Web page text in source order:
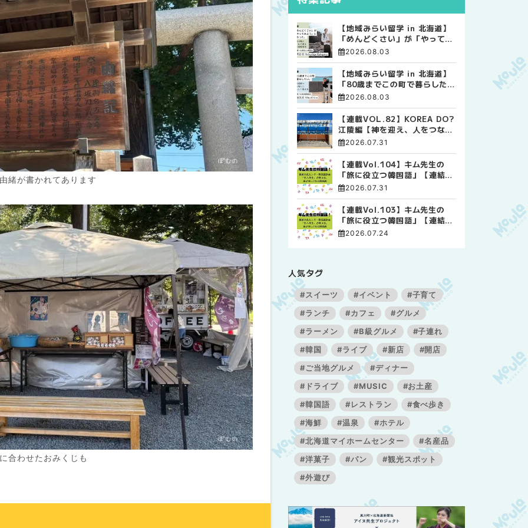
緒が書かれてあります
合わせたおみくじも
【地域みらい留学 in 北海道】
「めんどくさい」が「やってみ
よう」に変わった。 十勝の風
自由な高校生活
2026.08.03
【地域みらい留学 in 北海道】
「80歳までこの町で暮らした
い」 標津高校で踏み出した、
2026.08.03
【連載VOL.82】KOREA DO?
江陵編【神を迎え、人をつなぐ
時間 ― 江陵端午祭 】
2026.07.31
【連載Vol.104】キム先生の
「旅に役立つ韓国語」【連結語
尾について その4】
2026.07.31
【連載Vol.103】キム先生の
「旅に役立つ韓国語」【連結語
尾について その3】
2026.07.24
人気タグ
#スイーツ #イベント
#子育て
#ランチ
#カフェ
#グルメ
#ラーメン
#B級グルメ
#子連れ
#韓国
#ライブ #新店
#開店
#ご当地グルメ
#ディナー
#ドライブ
#MUSIC
#お土産
#韓国語
#レストラン
#食べ歩き
#海鮮
#温泉
#ホテル
#北海道マイホームセンター
#名産品
#洋菓子
#パン
#観光スポット
#外遊び